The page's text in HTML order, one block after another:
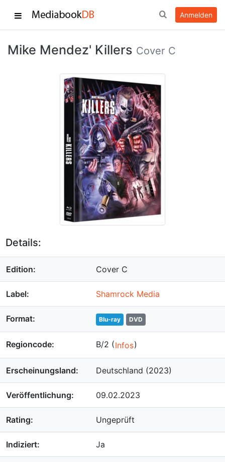
Anmelden
Mike Mendez' Killers Cover C
Details:
Edition: Cover C
Label: Shamrock Media
Format: Blu-ray DVD
Regioncode: B/2 (Infos)
Erscheinungsland: Deutschland (2023)
Veröffentlichung: 09.02.2023
Rating: Ungeprüft
Indiziert: Ja